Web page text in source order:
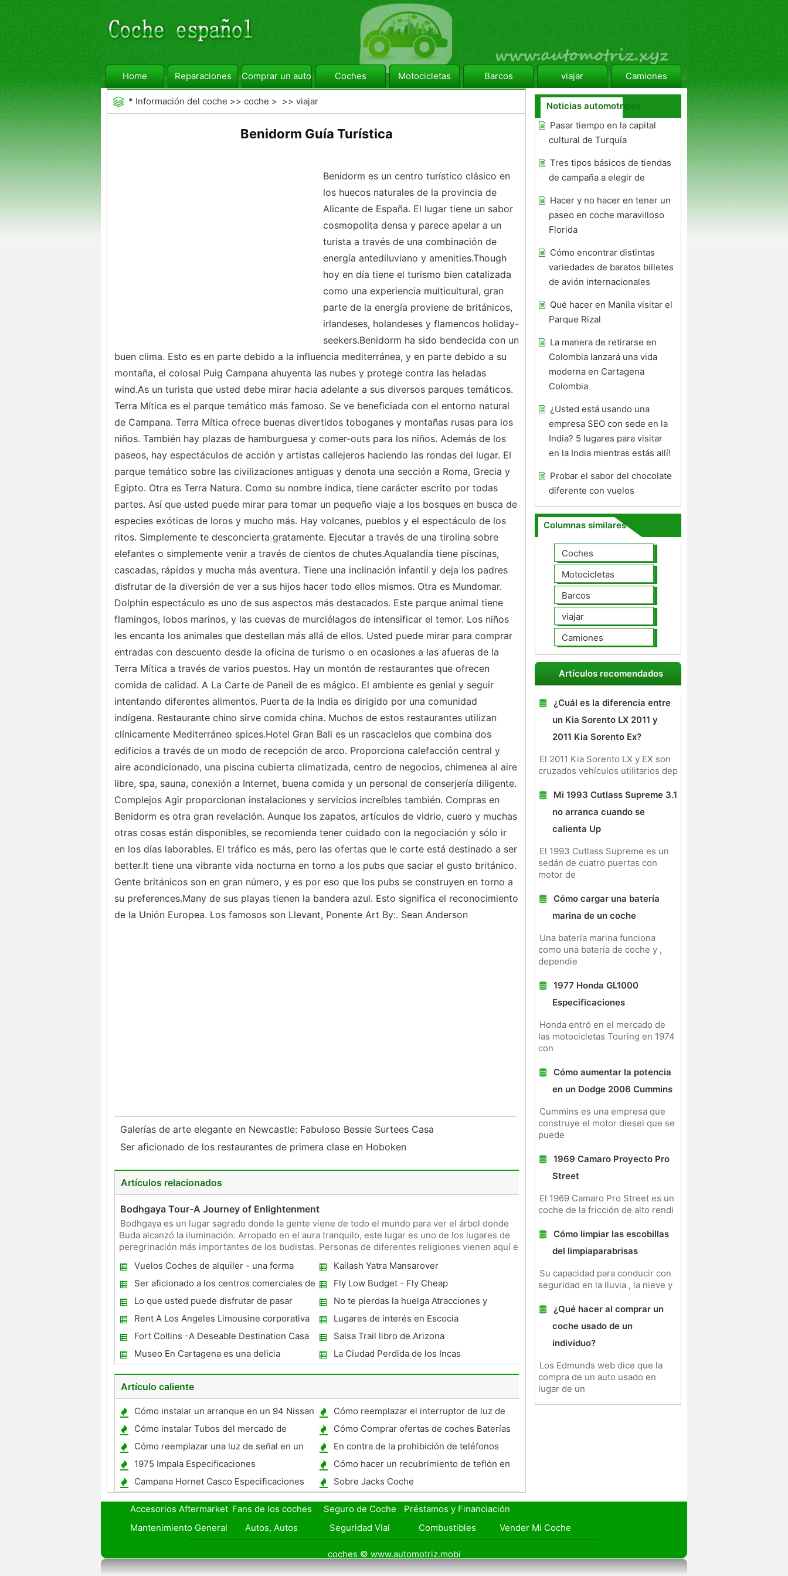
Home Reparaciones Comprar un automóvil Coches Motocicletas Barcos viajar Camiones
* Información del coche >> coche > >> viajar
Benidorm Guía Turística
Benidorm es un centro turístico clásico en
los huecos naturales de la provincia de
Alicante de España. El lugar tiene un sabor
cosmopolita densa y parece apelar a un
turista a través de una combinación de
energía antediluviano y amenities.Though
hoy en día tiene el turismo bien catalizada
como una experiencia multicultural, gran
parte de la energía proviene de británicos,
irlandeses, holandeses y flamencos holiday-
seekers.Benidorm ha sido bendecida con un
buen clima. Esto es en parte debido a la influencia mediterránea, y en parte debido a su
montaña, el colosal Puig Campana ahuyenta las nubes y protege contra las heladas
wind.As un turista que usted debe mirar hacia adelante a sus diversos parques temáticos.
Terra Mítica es el parque temático más famoso. Se ve beneficiada con el entorno natural
de Campana. Terra Mítica ofrece buenas divertidos toboganes y montañas rusas para los
niños. También hay plazas de hamburguesa y comer-outs para los niños. Además de los
paseos, hay espectáculos de acción y artistas callejeros haciendo las rondas del lugar. El
parque temático sobre las civilizaciones antiguas y denota una sección a Roma, Grecia y
Egipto. Otra es Terra Natura. Como su nombre indica, tiene carácter escrito por todas
partes. Así que usted puede mirar para tomar un pequeño viaje a los bosques en busca de
especies exóticas de loros y mucho más. Hay volcanes, pueblos y el espectáculo de los
ritos. Simplemente te desconcierta gratamente. Ejecutar a través de una tirolina sobre
elefantes o simplemente venir a través de cientos de chutes.Aqualandia tiene piscinas,
cascadas, rápidos y mucha más aventura. Tiene una inclinación infantil y deja los padres
disfrutar de la diversión de ver a sus hijos hacer todo ellos mismos. Otra es Mundomar.
Dolphin espectáculo es uno de sus aspectos más destacados. Este parque animal tiene
flamingos, lobos marinos, y las cuevas de murciélagos de intensificar el temor. Los niños
les encanta los animales que destellan más allá de ellos. Usted puede mirar para comprar
entradas con descuento desde la oficina de turismo o en ocasiones a las afueras de la
Terra Mítica a través de varios puestos. Hay un montón de restaurantes que ofrecen
comida de calidad. A La Carte de Paneil de es mágico. El ambiente es genial y seguir
intentando diferentes alimentos. Puerta de la India es dirigido por una comunidad
indígena. Restaurante chino sirve comida china. Muchos de estos restaurantes utilizan
clínicamente Mediterráneo spices.Hotel Gran Bali es un rascacielos que combina dos
edificios a través de un modo de recepción de arco. Proporciona calefacción central y
aire acondicionado, una piscina cubierta climatizada, centro de negocios, chimenea al aire
libre, spa, sauna, conexión a Internet, buena comida y un personal de conserjería diligente.
Complejos Agir proporcionan instalaciones y servicios increíbles también. Compras en
Benidorm es otra gran revelación. Aunque los zapatos, artículos de vidrio, cuero y muchas
otras cosas están disponibles, se recomienda tener cuidado con la negociación y sólo ir
en los días laborables. El tráfico es más, pero las ofertas que le corte está destinado a ser
better.It tiene una vibrante vida nocturna en torno a los pubs que saciar el gusto británico.
Gente británicos son en gran número, y es por eso que los pubs se construyen en torno a
su preferences.Many de sus playas tienen la bandera azul. Esto significa el reconocimiento
de la Unión Europea. Los famosos son Llevant, Ponente Art By:. Sean Anderson
Galerías de arte elegante en Newcastle: Fabuloso Bessie Surtees Casa
Ser aficionado de los restaurantes de primera clase en Hoboken
Artículos relacionados
Bodhgaya Tour-A Journey of Enlightenment
Bodhgaya es un lugar sagrado donde la gente viene de todo el mundo para ver el árbol donde
Buda alcanzó la iluminación. Arropado en el aura tranquilo, este lugar es uno de los lugares de
peregrinación más importantes de los budistas. Personas de diferentes religiones vienen aquí en
Vuelos Coches de alquiler - una forma
asequible para tomar unas vacaciones de la
familia
Kailash Yatra Mansarover
Ser aficionado a los centros comerciales de
primera clase en Merksem
Fly Low Budget - Fly Cheap
Lo que usted puede disfrutar de pasar
vacaciones En Aladdin Vegas
No te pierdas la huelga Atracciones y
hoteles de Cleveland
Rent A Los Angeles Limousine corporativa
para tu próximo evento
Lugares de interés en Escocia
Fort Collins -A Deseable Destination Casa
Salsa Trail libro de Arizona
Museo En Cartagena es una delicia
Visitantes
La Ciudad Perdida de los Incas
Artículo caliente
Cómo instalar un arranque en un 94 Nissan
Altima
Cómo reemplazar el interruptor de luz de
freno en un Corolla 1996
Cómo instalar Tubos del mercado de
accesorios en una Harley clásico
Cómo Comprar ofertas de coches Baterías
Cómo reemplazar una luz de señal en un
Subaru Impreza Outback 1996
En contra de la prohibición de teléfonos
celulares mientras se conduce
1975 Impala Especificaciones
Cómo hacer un recubrimiento de teflón en
un coche
Campana Hornet Casco Especificaciones Sobre Jacks Coche
Noticias automotrices
Pasar tiempo en la capital
cultural de Turquía
Tres tipos básicos de tiendas
de campaña a elegir de
Hacer y no hacer en tener un
paseo en coche maravilloso
Florida
Cómo encontrar distintas
variedades de baratos billetes
de avión internacionales
Qué hacer en Manila visitar el
Parque Rizal
La manera de retirarse en
Colombia lanzará una vida
moderna en Cartagena
Colombia
¿Usted está usando una
empresa SEO con sede en la
India? 5 lugares para visitar
en la India mientras estás allí!
Probar el sabor del chocolate
diferente con vuelos
Columnas similares
Coches
Motocicletas
Barcos
viajar
Camiones
Artículos recomendados
¿Cuál es la diferencia entre
un Kia Sorento LX 2011 y
2011 Kia Sorento Ex?
El 2011 Kia Sorento LX y EX son
cruzados vehículos utilitarios dep
Mi 1993 Cutlass Supreme 3.1
no arranca cuando se
calienta Up
El 1993 Cutlass Supreme es un
sedán de cuatro puertas con
motor de
Cómo cargar una batería
marina de un coche
Una batería marina funciona
como una batería de coche y ,
dependie
1977 Honda GL1000
Especificaciones
Honda entró en el mercado de
las motocicletas Touring en 1974
con
Cómo aumentar la potencia
en un Dodge 2006 Cummins
Cummins es una empresa que
construye el motor diesel que se
puede
1969 Camaro Proyecto Pro
Street
El 1969 Camaro Pro Street es un
coche de la fricción de alto rendi
Cómo limpiar las escobillas
del limpiaparabrisas
Su capacidad para conducir con
seguridad en la lluvia , la nieve y
¿Qué hacer al comprar un
coche usado de un
individuo?
Los Edmunds web dice que la
compra de un auto usado en
lugar de un
Accesorios Aftermarket Fans de los coches Seguro de Coche
Préstamos y Financiación
Mantenimiento General
Autos, Autos Seguridad Vial Combustibles Vender Mi Coche
coches © www.automotriz.mobi